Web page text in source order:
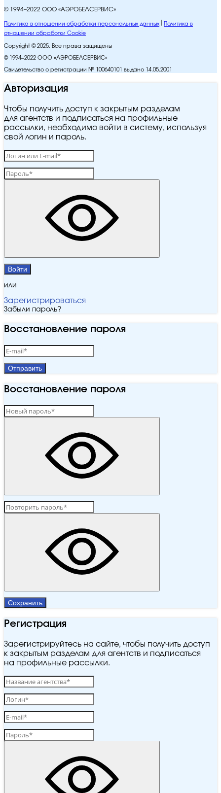
© 1994–2022 ООО «АЭРОБЕЛСЕРВИС»
Политика в отношении обработки персональных данных
Политика в
отношении обработки Cookie
Copyright © 2025. Все права защищены
© 1994–2022 ООО «АЭРОБЕЛСЕРВИС»
Свидетельство о регистрации № 100640101 выдано 14.05.2001
Авторизация
Чтобы получить доступ к закрытым разделам
для агентств и подписаться на профильные
рассылки, необходимо войти в систему, используя
свой логин и пароль.
Войти
или
Зарегистрироваться
Забыли пароль?
Восстановление пароля
Отправить
Восстановление пароля
Сохранить
Регистрация
Зарегистрируйтесь на сайте, чтобы получить доступ
к закрытым разделам для агентств и подписаться
на профильные рассылки.